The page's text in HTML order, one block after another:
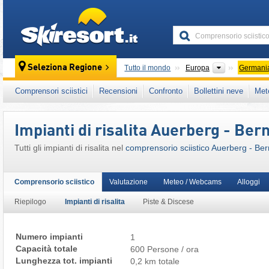
Seleziona Regione Tutto il mondo Europa Continenti
Questo comprensorio sciistico è presente
Baviera Meridionale
Germania Meridionale
Comprensori sciistici Recensioni Confronto Bollettini neve
Impianti di risalita Auerberg -
Tutti gli impianti di risalita nel comprensorio sciistico Auerberg -
Comprensorio sciistico
Riepilogo Impianti di risalita Piste & Discese
Valutazione Meteo / Webcams Alloggi
Numero impianti
1
Capacità totale
600 Persone / ora
Lunghezza tot. impianti
0,2 km totale